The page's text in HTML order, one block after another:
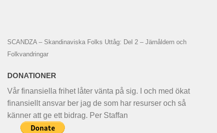
SCANDZA – Skandinaviska Folks Uttåg: Del 2 – Järnåldern och
Folkvandringar
DONATIONER
Vår finansiella frihet låter vänta på sig. I och med ökat
finansiellt ansvar ber jag de som har resurser och så
känner att ge ett bidrag. Per Staffan